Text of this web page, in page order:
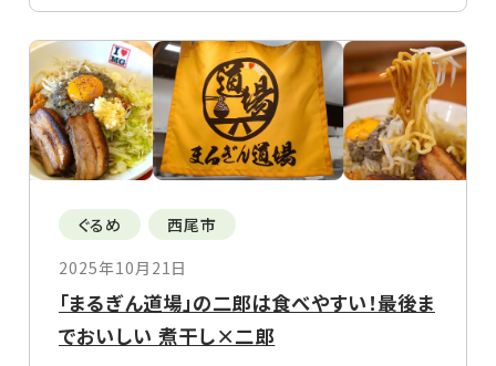
ぐるめ
西尾市
2025年10月21日
「まるぎん道場」の二郎は食べやすい！最後ま
でおいしい 煮干し×二郎